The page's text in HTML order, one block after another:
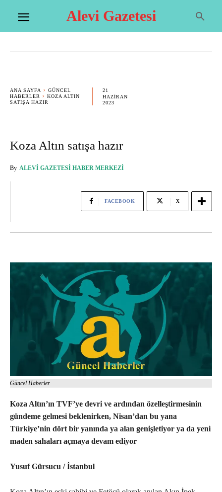
Alevi Gazetesi
ANA SAYFA
GÜNCEL
HABERLER
KOZA ALTIN
SATIŞA HAZIR
21
HAZIRAN
2023
Koza Altın satışa hazır
By ALEVI GAZETESI HABER MERKEZI
FACEBOOK X
Güncel Haberler
Koza Altın’ın TVF’ye devri ve ardından özelleştirmesinin
gündeme gelmesi beklenirken, Nisan’dan bu yana
Türkiye’nin dört bir yanında ya alan genişletiyor ya da yeni
maden sahaları açmaya devam ediyor
Yusuf Gürsucu / İstanbul